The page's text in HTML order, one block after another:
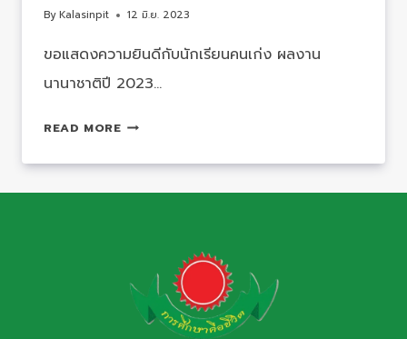
ByKalasinpit 12 มิ.ย. 2023
ขอแสดงความยินดีกับนักเรียนคนเก่ง ผลงาน
นานาชาติ​ปี​ 2023…
READ MOREคว้า
ระดับ
นานาชาติ​
จาก​
GLOBE​